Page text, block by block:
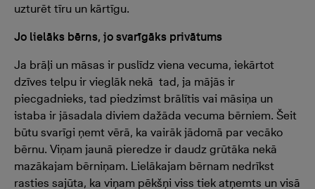
uzturēt tīru un kārtīgu.
Jo lielāks bērns, jo svarīgāks privātums
Ja brāļi un māsas ir puslīdz viena vecuma, iekārtot
dzīves telpu ir vieglāk nekā tad, ja mājās ir
piecgadnieks, tad piedzimst brālītis vai māsiņa un
istaba ir jāsadala diviem dažāda vecuma bērniem. Šeit
būtu svarīgi ņemt vērā, ka vairāk jādomā par vecāko
bērnu. Viņam jaunā pieredze ir daudz grūtāka nekā
mazākajam bērniņam. Lielākajam bērnam nedrīkst
rasties sajūta, ka viņam pēkšņi viss tiek atņemts un visā